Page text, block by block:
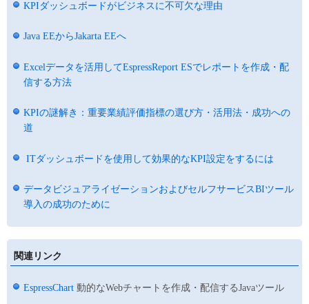
KPIダッシュボードがビジネスに不可欠な理由
Java EEからJakarta EEへ
Excelデータを活用してEspressReport ESでレポートを作成・配
信する方法
KPIの謎解き：重要業績評価指標の選び方・活用法・成功への
道
ITダッシュボードを使用して効果的なKPI設定をするには
データビジュアライゼーションおよびセルフサービスBIツール
導入の成功のために
関連リンク
EspressChart 動的なWebチャートを作成・配信するJavaツール